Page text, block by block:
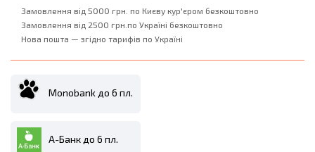
Замовлення від 5000 грн. по Києву кур'єром безкоштовно
Замовлення від 2500 грн.по Україні безкоштовно
Нова пошта — згідно тарифів по Україні
Monobank до 6 пл.
А-Банк до 6 пл.